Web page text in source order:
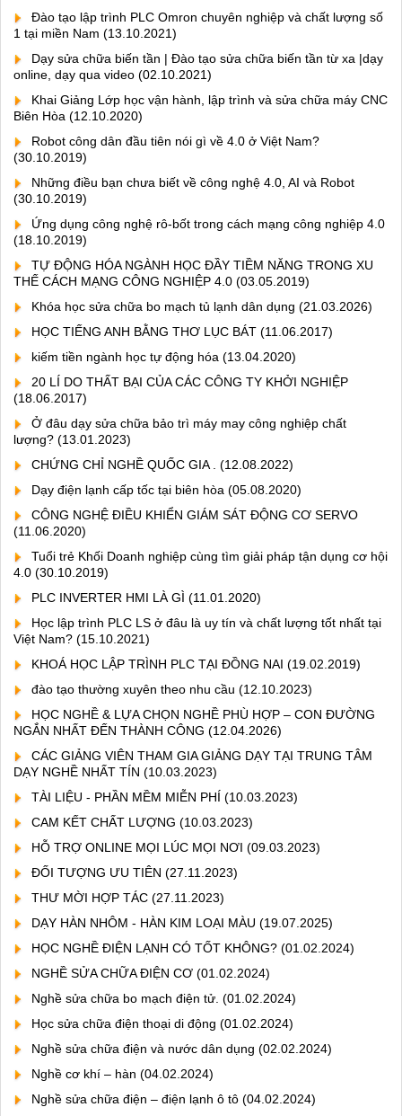
Đào tạo lập trình PLC Omron chuyên nghiệp và chất lượng số
1 tại miền Nam (13.10.2021)
Dạy sửa chữa biến tần | Đào tạo sửa chữa biến tần từ xa |dạy
online, dạy qua video (02.10.2021)
Khai Giảng Lớp học vận hành, lập trình và sửa chữa máy CNC
Biên Hòa (12.10.2020)
Robot công dân đầu tiên nói gì về 4.0 ở Việt Nam?
(30.10.2019)
Những điều bạn chưa biết về công nghệ 4.0, AI và Robot
(30.10.2019)
Ứng dụng công nghệ rô-bốt trong cách mạng công nghiệp 4.0
(18.10.2019)
TỰ ĐỘNG HÓA NGÀNH HỌC ĐẦY TIỀM NĂNG TRONG XU
THẾ CÁCH MẠNG CÔNG NGHIỆP 4.0 (03.05.2019)
Khóa học sửa chữa bo mạch tủ lạnh dân dụng (21.03.2026)
HỌC TIẾNG ANH BẰNG THƠ LỤC BÁT (11.06.2017)
kiếm tiền ngành học tự động hóa (13.04.2020)
20 LÍ DO THẤT BẠI CỦA CÁC CÔNG TY KHỞI NGHIỆP
(18.06.2017)
Ở đâu dạy sửa chữa bảo trì máy may công nghiệp chất
lượng? (13.01.2023)
CHỨNG CHỈ NGHỀ QUỐC GIA .
(12.08.2022)
Dạy điện lạnh cấp tốc tại biên hòa (05.08.2020)
CÔNG NGHỆ ĐIỀU KHIỂN GIÁM SÁT ĐỘNG CƠ SERVO
(11.06.2020)
Tuổi trẻ Khối Doanh nghiệp cùng tìm giải pháp tận dụng cơ hội
4.0 (30.10.2019)
PLC INVERTER HMI LÀ GÌ (11.01.2020)
Học lập trình PLC LS ở đâu là uy tín và chất lượng tốt nhất tại
Việt Nam? (15.10.2021)
KHOÁ HỌC LẬP TRÌNH PLC TẠI ĐỒNG NAI (19.02.2019)
đào tạo thường xuyên theo nhu cầu (12.10.2023)
HỌC NGHỀ & LỰA CHỌN NGHỀ PHÙ HỢP – CON ĐƯỜNG
NGẮN NHẤT ĐẾN THÀNH CÔNG (12.04.2026)
CÁC GIẢNG VIÊN THAM GIA GIẢNG DẠY TẠI TRUNG TÂM
DẠY NGHỀ NHẤT TÍN (10.03.2023)
TÀI LIỆU - PHẦN MỀM MIỄN PHÍ (10.03.2023)
CAM KẾT CHẤT LƯỢNG (10.03.2023)
HỖ TRỢ ONLINE MỌI LÚC MỌI NƠI (09.03.2023)
ĐỐI TƯỢNG ƯU TIÊN (27.11.2023)
THƯ MỜI HỢP TÁC (27.11.2023)
DẠY HÀN NHÔM - HÀN KIM LOẠI MÀU (19.07.2025)
HỌC NGHỀ ĐIỆN LẠNH CÓ TỐT KHÔNG? (01.02.2024)
NGHỀ SỬA CHỮA ĐIỆN CƠ (01.02.2024)
Nghề sửa chữa bo mạch điện tử. (01.02.2024)
Học sửa chữa điện thoại di động (01.02.2024)
Nghề sửa chữa điện và nước dân dụng (02.02.2024)
Nghề cơ khí – hàn (04.02.2024)
Nghề sửa chữa điện – điện lạnh ô tô (04.02.2024)